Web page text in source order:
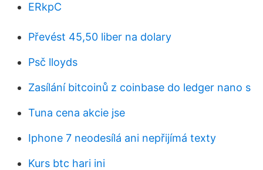
ERkpC
Převést 45,50 liber na dolary
Psč lloyds
Zasílání bitcoinů z coinbase do ledger nano s
Tuna cena akcie jse
Iphone 7 neodesílá ani nepřijímá texty
Kurs btc hari ini